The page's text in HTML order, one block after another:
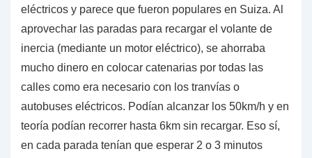
eléctricos y parece que fueron populares en Suiza. Al
aprovechar las paradas para recargar el volante de
inercia (mediante un motor eléctrico), se ahorraba
mucho dinero en colocar catenarias por todas las
calles como era necesario con los tranvías o
autobuses eléctricos. Podían alcanzar los 50km/h y en
teoría podían recorrer hasta 6km sin recargar. Eso sí,
en cada parada tenían que esperar 2 o 3 minutos